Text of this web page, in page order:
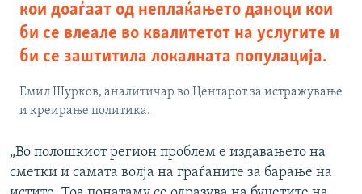
кои доаѓаат од неплаќањето даноци кои
би се влеале во квалитетот на услугите и
би се заштитила локалната популација.
Емил Шурков, аналитичар во Центарот за истражување
и креирање политика.
„Во полошкиот регион проблем е издавањето на
сметки и самата волја на граѓаните за барање на